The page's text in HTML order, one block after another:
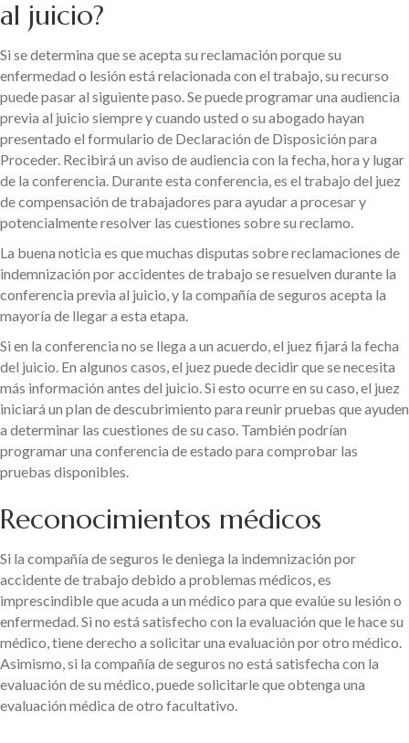
al juicio?
Si se determina que se acepta su reclamación porque su
enfermedad o lesión está relacionada con el trabajo, su recurso
puede pasar al siguiente paso. Se puede programar una audiencia
previa al juicio siempre y cuando usted o su abogado hayan
presentado el formulario de Declaración de Disposición para
Proceder. Recibirá un aviso de audiencia con la fecha, hora y lugar
de la conferencia. Durante esta conferencia, es el trabajo del juez
de compensación de trabajadores para ayudar a procesar y
potencialmente resolver las cuestiones sobre su reclamo.
La buena noticia es que muchas disputas sobre reclamaciones de
indemnización por accidentes de trabajo se resuelven durante la
conferencia previa al juicio, y la compañía de seguros acepta la
mayoría de llegar a esta etapa.
Si en la conferencia no se llega a un acuerdo, el juez fijará la fecha
del juicio. En algunos casos, el juez puede decidir que se necesita
más información antes del juicio. Si esto ocurre en su caso, el juez
iniciará un plan de descubrimiento para reunir pruebas que ayuden
a determinar las cuestiones de su caso. También podrían
programar una conferencia de estado para comprobar las
pruebas disponibles.
Reconocimientos médicos
Si la compañía de seguros le deniega la indemnización por
accidente de trabajo debido a problemas médicos, es
imprescindible que acuda a un médico para que evalúe su lesión o
enfermedad. Si no está satisfecho con la evaluación que le hace su
médico, tiene derecho a solicitar una evaluación por otro médico.
Asimismo, si la compañía de seguros no está satisfecha con la
evaluación de su médico, puede solicitarle que obtenga una
evaluación médica de otro facultativo.